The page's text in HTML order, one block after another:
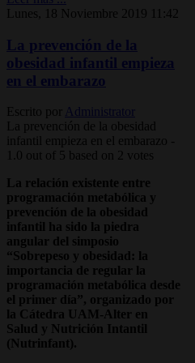
Lunes, 18 Noviembre 2019 11:42
La prevención de la
obesidad infantil empieza
en el embarazo
Escrito por
Administrator
La prevención de la obesidad
infantil empieza en el embarazo -
1.0 out of 5 based on 2 votes
La relación existente entre
programación metabólica y
prevención de la obesidad
infantil ha sido la piedra
angular del simposio
“Sobrepeso y obesidad: la
importancia de regular la
programación metabólica desde
el primer día”, organizado por
la Cátedra UAM-Alter en
Salud y Nutrición Intantil
(Nutrinfant).